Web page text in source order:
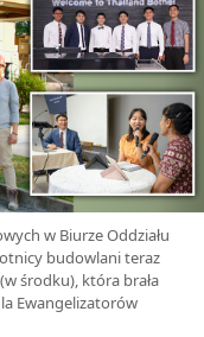
w Biurze Oddziału
budowlani teraz
środku), która brała
Ewangelizatorów